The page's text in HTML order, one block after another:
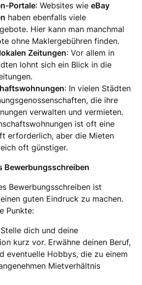
Portale: Websites wieeBay
haben ebenfalls viele
Hier kann man manchmal
ohne Maklergebühren finden.
Zeitungen: Vor allem in
lohnt sich ein Blick in die
: In vielen Städten
die ihre
verwalten und vermieten.
ist oft eine
erforderlich, aber die Mieten
oft günstiger.
Bewerbungsschreiben
Bewerbungsschreiben ist
guten Eindruck zu machen.
Punkte:
dich und deine
kurz vor. Erwähne deinen Beruf,
eventuelle Hobbys, die zu einem
Mietverhältnis